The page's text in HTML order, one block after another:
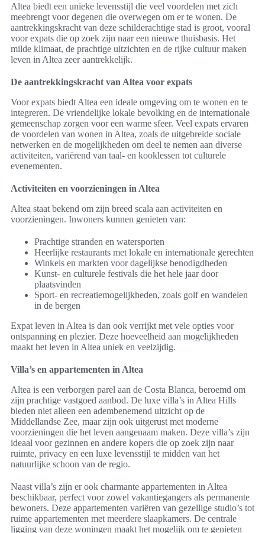
Altea biedt een unieke levensstijl die veel voordelen met zich
meebrengt voor degenen die overwegen om er te wonen. De
aantrekkingskracht van deze schilderachtige stad is groot, vooral
voor expats die op zoek zijn naar een nieuwe thuisbasis. Het
milde klimaat, de prachtige uitzichten en de rijke cultuur maken
leven in Altea zeer aantrekkelijk.
De aantrekkingskracht van Altea voor expats
Voor expats biedt Altea een ideale omgeving om te wonen en te
integreren. De vriendelijke lokale bevolking en de internationale
gemeenschap zorgen voor een warme sfeer. Veel expats ervaren
de voordelen van wonen in Altea, zoals de uitgebreide sociale
netwerken en de mogelijkheden om deel te nemen aan diverse
activiteiten, variërend van taal- en kooklessen tot culturele
evenementen.
Activiteiten en voorzieningen in Altea
Altea staat bekend om zijn breed scala aan activiteiten en
voorzieningen. Inwoners kunnen genieten van:
Prachtige stranden en watersporten
Heerlijke restaurants met lokale en internationale gerechten
Winkels en markten voor dagelijkse benodigdheden
Kunst- en culturele festivals die het hele jaar door
plaatsvinden
Sport- en recreatiemogelijkheden, zoals golf en wandelen
in de bergen
Expat leven in Altea is dan ook verrijkt met vele opties voor
ontspanning en plezier. Deze hoeveelheid aan mogelijkheden
maakt het leven in Altea uniek en veelzijdig.
Villa’s en appartementen in Altea
Altea is een verborgen parel aan de Costa Blanca, beroemd om
zijn prachtige vastgoed aanbod. De luxe villa’s in Altea Hills
bieden niet alleen een adembenemend uitzicht op de
Middellandse Zee, maar zijn ook uitgerust met moderne
voorzieningen die het leven aangenaam maken. Deze villa’s zijn
ideaal voor gezinnen en andere kopers die op zoek zijn naar
ruimte, privacy en een luxe levensstijl te midden van het
natuurlijke schoon van de regio.
Naast villa’s zijn er ook charmante appartementen in Altea
beschikbaar, perfect voor zowel vakantiegangers als permanente
bewoners. Deze appartementen variëren van gezellige studio’s tot
ruime appartementen met meerdere slaapkamers. De centrale
ligging van deze woningen maakt het mogelijk om te genieten